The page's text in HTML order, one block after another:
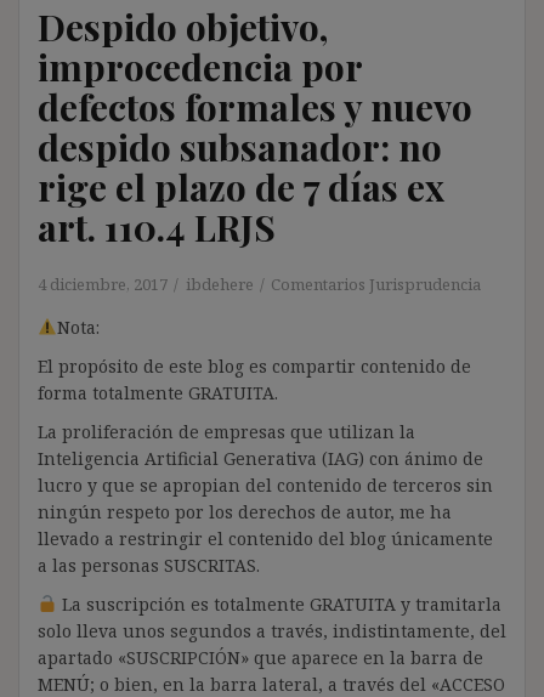
Despido objetivo,
improcedencia por
defectos formales y nuevo
despido subsanador: no
rige el plazo de 7 días ex
art. 110.4 LRJS
4 diciembre, 2017 ibdehere Comentarios Jurisprudencia
Nota:
El propósito de este blog es compartir contenido de
forma totalmente GRATUITA.
La proliferación de empresas que utilizan la
Inteligencia Artificial Generativa (IAG) con ánimo de
lucro y que se apropian del contenido de terceros sin
ningún respeto por los derechos de autor, me ha
llevado a restringir el contenido del blog únicamente
a las personas SUSCRITAS.
La suscripción es totalmente GRATUITA y tramitarla
solo lleva unos segundos a través, indistintamente, del
apartado «SUSCRIPCIÓN» que aparece en la barra de
MENÚ; o bien, en la barra lateral, a través del «ACCESO